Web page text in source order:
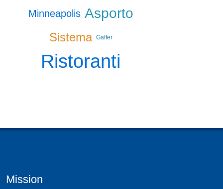
Minneapolis Asporto
Sistema Gaffer
Ristoranti
Mission